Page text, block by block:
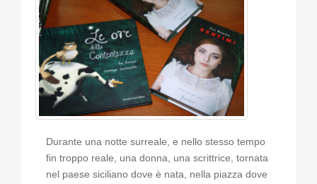
Durante una notte surreale, e nello stesso tempo
fin troppo reale, una donna, una scrittrice, tornata
nel paese siciliano dove è nata, nella piazza dove